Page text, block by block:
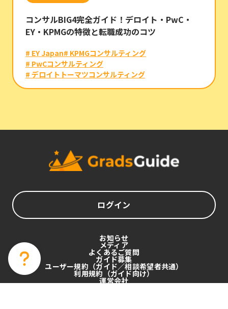
コンサルBIG4完全ガイド！デロイト・PwC・
EY・KPMGの特徴と転職成功のコツ
# EY Japan# KPMGコンサルティング
# PwCコンサルティング
# デロイトトーマツコンサルティング
ログイン
お知らせ
メディア
よくあるご質問
ガイド募集
ユーザー規約（ガイド／相談希望者共通）
利用規約（ガイド向け）
運営会社